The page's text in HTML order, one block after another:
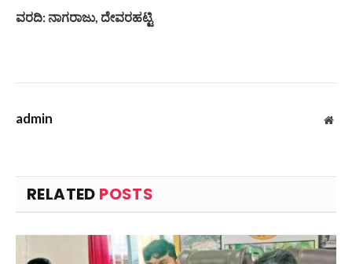
ವರದಿ: ನಾಗರಾಜು, ದೇವರಹಟ್ಟಿ
admin
RELATED POSTS